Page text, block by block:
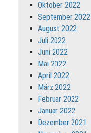
Oktober 2022
September 2022
August 2022
Juli 2022
Juni 2022
Mai 2022
April 2022
März 2022
Februar 2022
Januar 2022
Dezember 2021